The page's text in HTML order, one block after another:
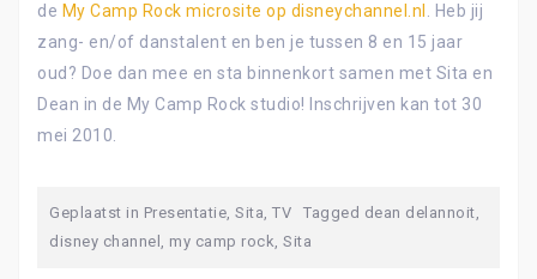
de My Camp Rock microsite op disneychannel.nl
. Heb jij
zang- en/of danstalent en ben je tussen 8 en 15 jaar
oud? Doe dan mee en sta binnenkort samen met Sita en
Dean in de My Camp Rock studio! Inschrijven kan tot 30
mei 2010.
Geplaatst in Presentatie, Sita, TV Tagged dean delannoit,
disney channel , my camp rock, Sita